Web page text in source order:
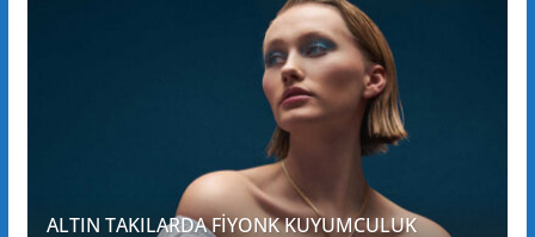
ALTIN TAKILARDA FİYONK KUYUMCULUK